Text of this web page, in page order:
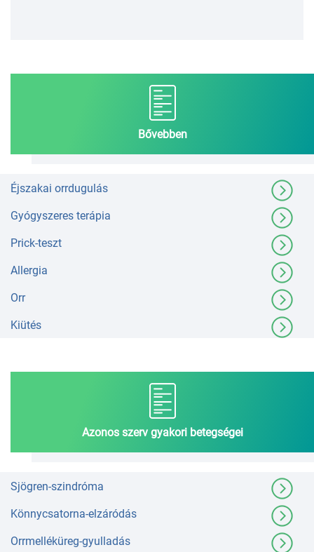
Bővebben
Éjszakai orrdugulás
Gyógyszeres terápia
Prick-teszt
Allergia
Orr
Kiütés
Azonos szerv gyakori betegségei
Sjögren-szindróma
Könnycsatorna-elzáródás
Orrmelléküreg-gyulladás